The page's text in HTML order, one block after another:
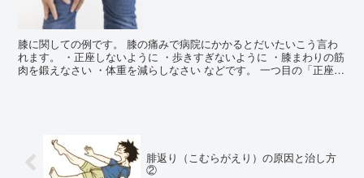
膝に関しての例です。 膝の痛みで病院にかかるとだいたいこう言わ
れます。 ・正座しないように ・歩きすぎないように ・膝まわりの筋
肉を鍛えなさい ・体重を減らしなさい などです。 一つ目の「正座を
腓返り（こむらがえり）の原因と治し方
②